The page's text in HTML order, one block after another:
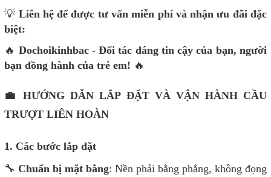
💡 Liên hệ để được tư vấn miễn phí và nhận ưu đãi đặc
biệt:
🔥 Dochoikinhbac - Đối tác đáng tin cậy của bạn, người
bạn đồng hành của trẻ em! 🔥
💼 HƯỚNG DẪN LẮP ĐẶT VÀ VẬN HÀNH CẦU
TRƯỢT LIÊN HOÀN
1. Các bước lắp đặt
🔧 Chuẩn bị mặt bằng: Nền phải bằng phẳng, không đọng